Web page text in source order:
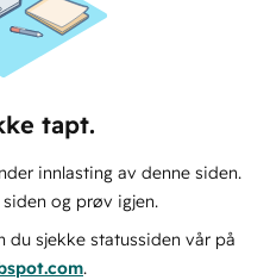
tapt.
innlasting av denne siden.
og prøv igjen.
du sjekke statussiden vår på
.